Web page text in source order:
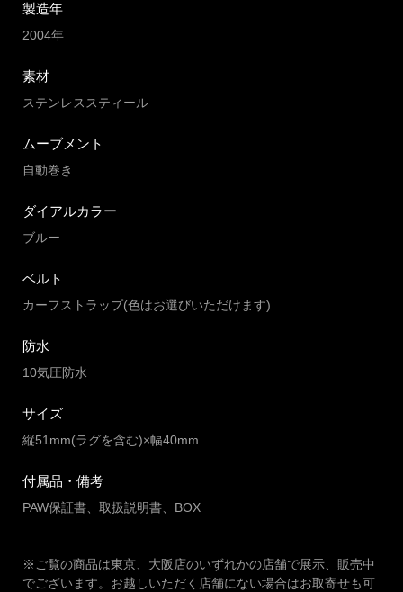
製造年
2004年
素材
ステンレススティール
ムーブメント
自動巻き
ダイアルカラー
ブルー
ベルト
カーフストラップ(色はお選びいただけます)
防水
10気圧防水
サイズ
縦51mm(ラグを含む)×幅40mm
付属品・備考
PAW保証書、取扱説明書、BOX
※ご覧の商品は東京、大阪店のいずれかの店舗で展示、販売中
でございます。お越しいただく店舗にない場合はお取寄せも可